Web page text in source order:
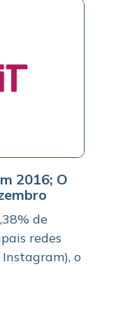
2016; O
de
redes
o